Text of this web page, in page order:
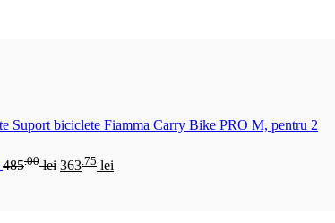
Suport biciclete Fiamma Carry Bike PRO M, pentru 2
485.00 lei 363 .75 lei